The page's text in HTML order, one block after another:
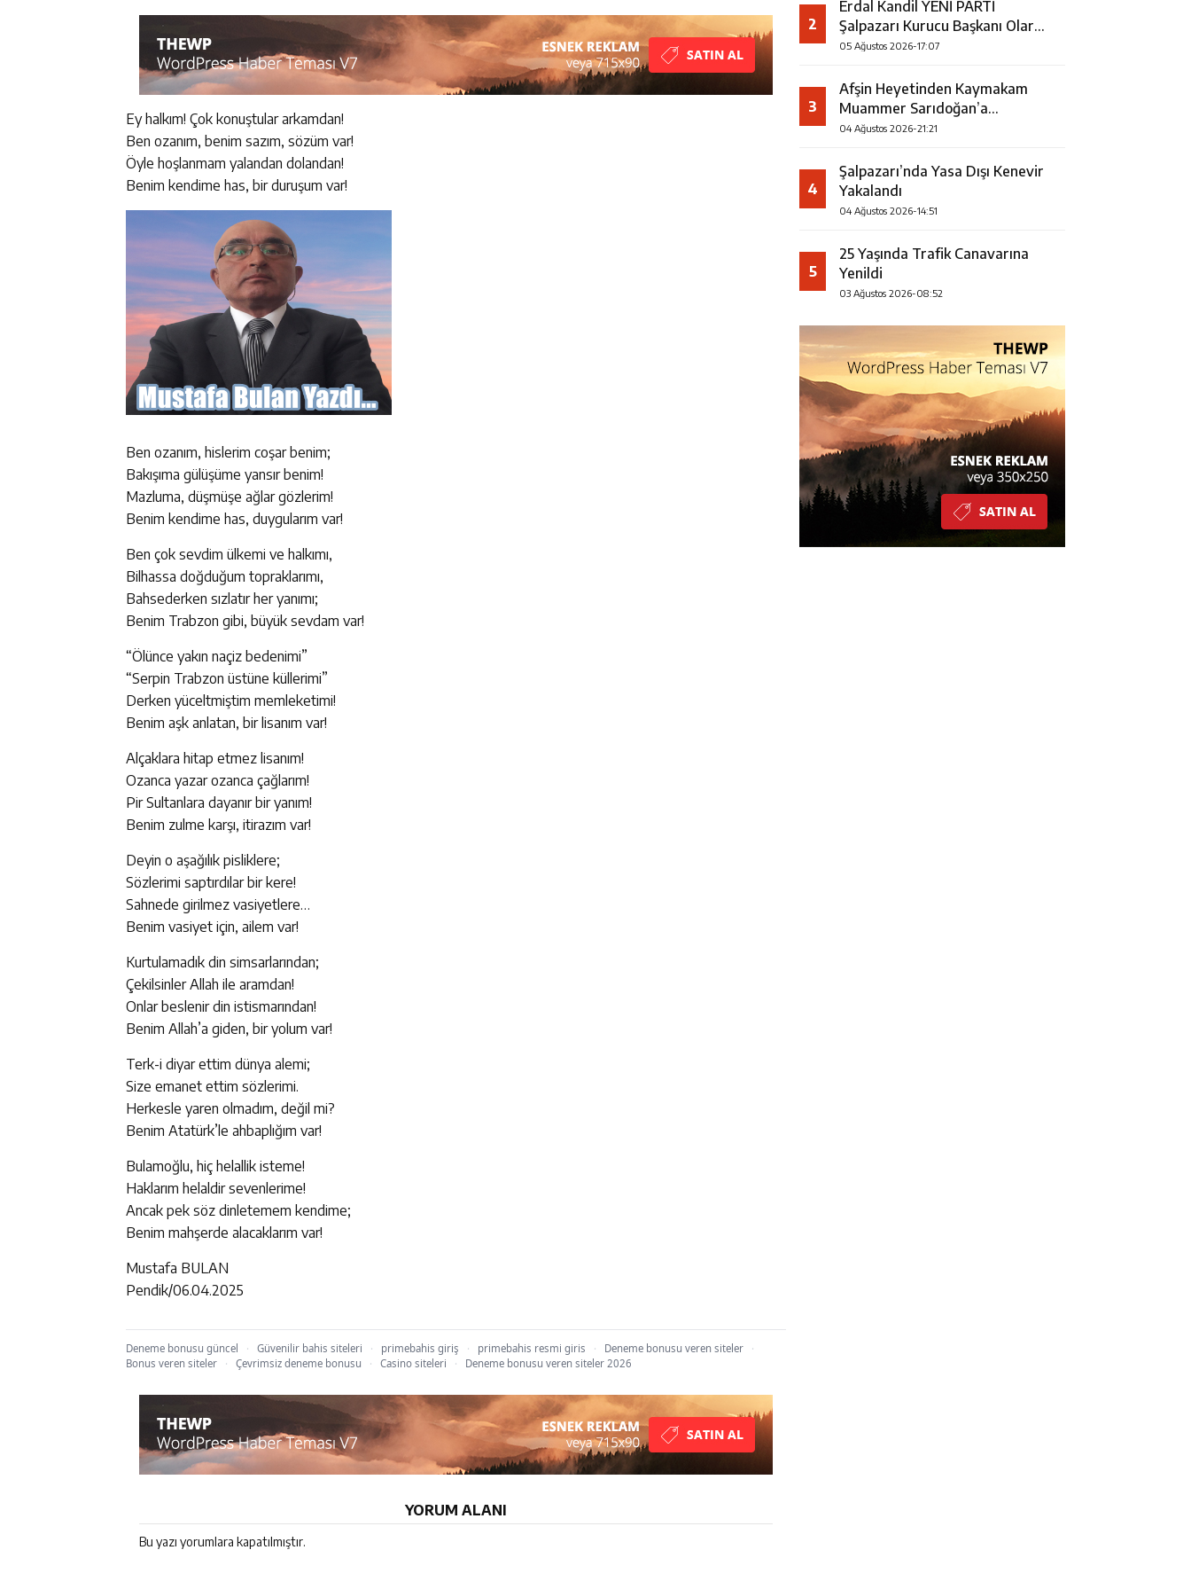
Ey halkım! Çok konuştular arkamdan!
Ben ozanım, benim sazım, sözüm var!
Öyle hoşlanmam yalandan dolandan!
Benim kendime has, bir duruşum var!
Ben ozanım, hislerim coşar benim;
Bakışıma gülüşüme yansır benim!
Mazluma, düşmüşe ağlar gözlerim!
Benim kendime has, duygularım var!
Ben çok sevdim ülkemi ve halkımı,
Bilhassa doğduğum topraklarımı,
Bahsederken sızlatır her yanımı;
Benim Trabzon gibi, büyük sevdam var!
“Ölünce yakın naçiz bedenimi”
“Serpin Trabzon üstüne küllerimi”
Derken yüceltmiştim memleketimi!
Benim aşk anlatan, bir lisanım var!
Alçaklara hitap etmez lisanım!
Ozanca yazar ozanca çağlarım!
Pir Sultanlara dayanır bir yanım!
Benim zulme karşı, itirazım var!
Deyin o aşağılık pisliklere;
Sözlerimi saptırdılar bir kere!
Sahnede girilmez vasiyetlere…
Benim vasiyet için, ailem var!
Kurtulamadık din simsarlarından;
Çekilsinler Allah ile aramdan!
Onlar beslenir din istismarından!
Benim Allah’a giden, bir yolum var!
Terk-i diyar ettim dünya alemi;
Size emanet ettim sözlerimi.
Herkesle yaren olmadım, değil mi?
Benim Atatürk’le ahbaplığım var!
Bulamoğlu, hiç helallik isteme!
Haklarım helaldir sevenlerime!
Ancak pek söz dinletemem kendime;
Benim mahşerde alacaklarım var!
Mustafa BULAN
Pendik/06.04.2025
Deneme bonusu güncel · Güvenilir bahis siteleri · primebahis giriş · primebahis resmi giris · Deneme bonusu veren siteler
·
Bonus veren siteler
· Çevrimsiz deneme bonusu · Casino siteleri · Deneme bonusu veren siteler 2026
YORUM ALANI
Bu yazı yorumlara kapatılmıştır.
2
Erdal Kandil YENİ PARTİ
Şalpazarı Kurucu Başkanı Olarak
Görevlendirildi
05 Ağustos 2026-17:07
3
Afşin Heyetinden Kaymakam
Muammer Sarıdoğan’a
Beşikdüzü’nde hayırlı olsun
04 Ağustos 2026-21:21
4
Şalpazarı’nda Yasa Dışı Kenevir
Yakalandı
04 Ağustos 2026-14:51
5
25 Yaşında Trafik Canavarına
Yenildi
03 Ağustos 2026-08:52